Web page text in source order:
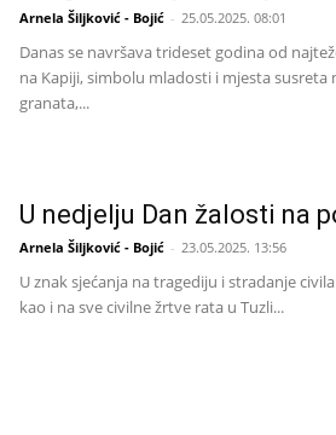
Arnela Šiljković - Bojić - 25.05.2025. 08:01
Danas se navršava trideset godina od
na Kapiji, simbolu mladosti i mjesta
granata,...
U nedjelju Dan žalosti na
Arnela Šiljković - Bojić - 23.05.2025. 13:56
U znak sjećanja na tragediju i stradanje
kao i na sve civilne žrtve rata u Tuzli...